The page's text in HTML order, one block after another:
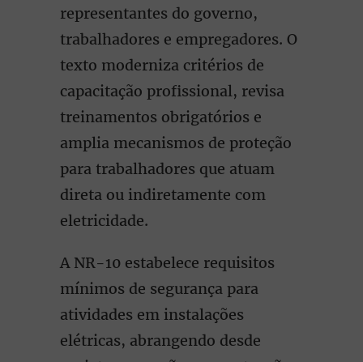
representantes do governo,
trabalhadores e empregadores. O
texto moderniza critérios de
capacitação profissional, revisa
treinamentos obrigatórios e
amplia mecanismos de proteção
para trabalhadores que atuam
direta ou indiretamente com
eletricidade.
A NR-10 estabelece requisitos
mínimos de segurança para
atividades em instalações
elétricas, abrangendo desde